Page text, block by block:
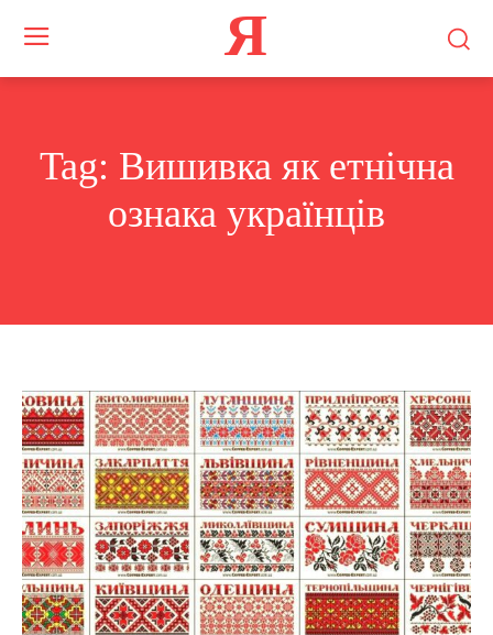
Я
Tag: Вишивка як етнічна
ознака українців